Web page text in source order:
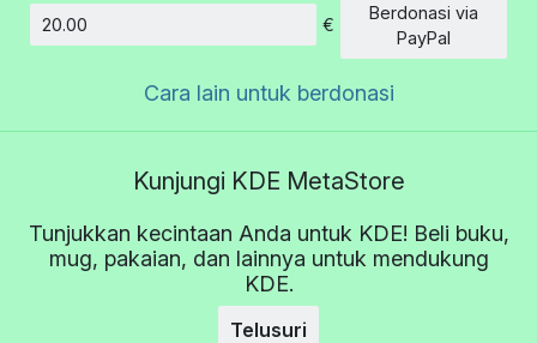
€
Berdonasi via
PayPal
Cara lain untuk berdonasi
Kunjungi KDE MetaStore
Tunjukkan kecintaan Anda untuk KDE! Beli buku,
mug, pakaian, dan lainnya untuk mendukung
KDE.
Telusuri